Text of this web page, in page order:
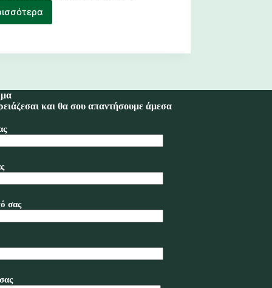
Ψηφιακό
–
και θα σου απαντήσουμε άμεσα
σας